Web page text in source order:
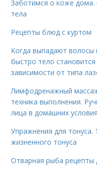
Заботимся о коже дома.
тела
Рецепты блюд с куртом
Когда выпадают волосы
быстро тело
зависимости от типа
Лимфодренажный
техника выполнения.
лица в домашних
Упражнения для
жизненного тонуса
Отварная рыба рецепты